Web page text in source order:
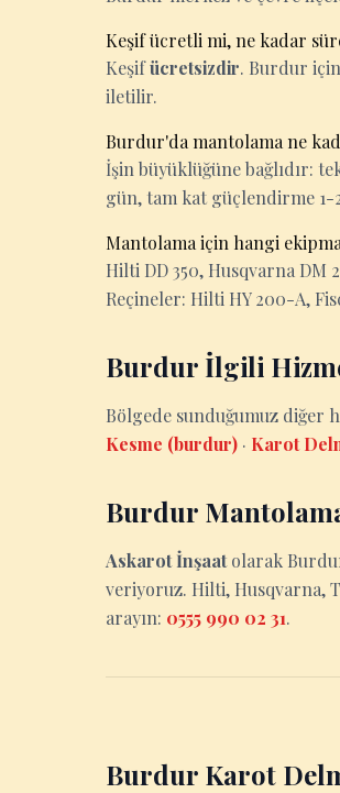
Keşif ücretli mi, ne kadar
Keşifücretsizdir. Burdur
iletilir.
Burdur'da mantolama ne
İşin büyüklüğüne bağlıdır:
gün, tam kat güçlendirme 1-
Mantolama için hangi
Hilti DD 350, Husqvarna
Reçineler: Hilti HY 200-A,
Burdur İlgili
Bölgede sunduğumuz diğer
Kesme (burdur) · Karot
Burdur
Askarot İnşaatolarak
veriyoruz. Hilti, Husqvarna,
arayın: 0555 990 02 31.
Burdur Karot